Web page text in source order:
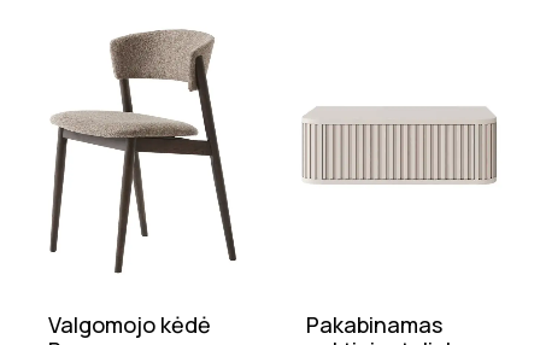
Valgomojo kėdė
Pakabinamas